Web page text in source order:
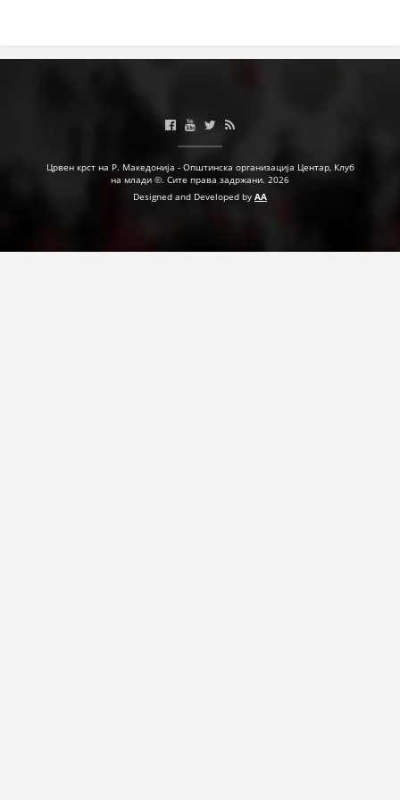
ПРИРАЧНИЦИ
СТРАТЕГИИ
ЕДУКАТИВНО ИНФОРМАТИВНИ МАТЕРИЈАЛИ
ПОСТЕРИ
Црвен крст на Р. Македонија - Општинска организација Центар, Клуб
на млади ©. Сите права задржани. 2026
Designed and Developed by AA